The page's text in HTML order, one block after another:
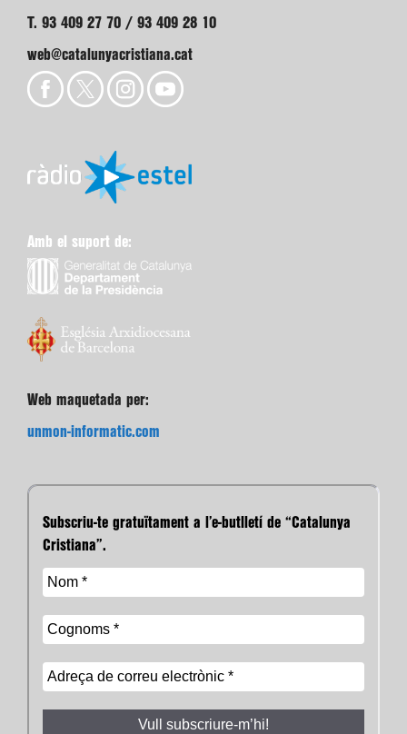
T. 93 409 27 70 / 93 409 28 10
web@catalunyacristiana.cat
Amb el suport de:
Web maquetada per:
unmon-informatic.com
Subscriu-te gratuïtament a l’e-butlletí de “Catalunya
Cristiana”.